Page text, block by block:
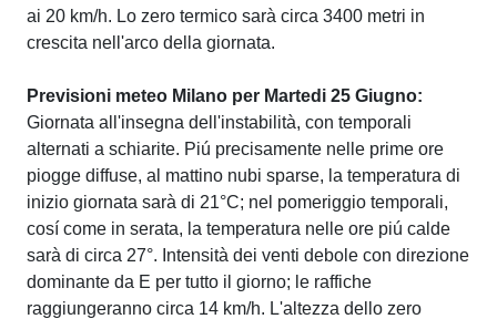
ai 20 km/h. Lo zero termico sarà circa 3400 metri in
crescita nell'arco della giornata.
Previsioni meteo Milano per Martedi 25 Giugno:
Giornata all'insegna dell'instabilità, con temporali
alternati a schiarite. Piú precisamente nelle prime ore
piogge diffuse, al mattino nubi sparse, la temperatura di
inizio giornata sarà di 21°C; nel pomeriggio temporali,
cosí come in serata, la temperatura nelle ore piú calde
sarà di circa 27°. Intensità dei venti debole con direzione
dominante da E per tutto il giorno; le raffiche
raggiungeranno circa 14 km/h. L'altezza dello zero